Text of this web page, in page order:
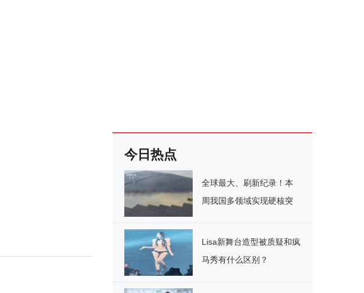
今日热点
全球最大、刷新纪录！本
周我国多领域实现硬核突
Lisa新舞台造型被质疑和疯
马秀有什么区别？